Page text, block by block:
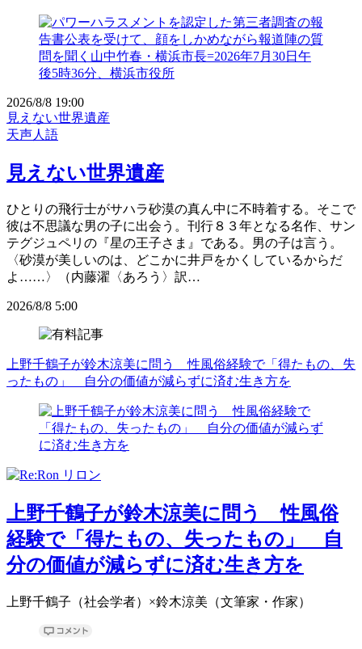
2026/8/8 19:00
見えない世界遺産
天声人語
見えない世界遺産
ひとりの飛行士がサハラ砂漠の真ん中に不時着する。そこで
彼は不思議な男の子に出会う。刊行８３年となる名作、サン
テグジュペリの『星の王子さま』である。男の子は言う。
〈砂漠が美しいのは、どこかに井戸をかくしているからだ
よ……〉（内藤濯〈あろう〉訳…
2026/8/8 5:00
上野千鶴子が鈴木涼美に問う 性風俗経験で「得たもの、失
ったもの」 自分の価値が減らずに済む生き方を
上野千鶴子が鈴木涼美に問う 性風俗
経験で「得たもの、失ったもの」 自
分の価値が減らずに済む生き方を
上野千鶴子（社会学者）×鈴木涼美（文筆家・作家）